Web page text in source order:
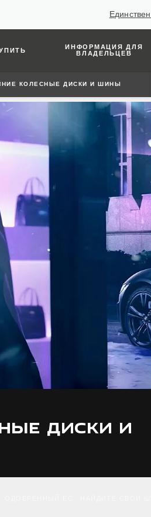
ИНФОРМАЦИЯ ДЛЯ
ВЛАДЕЛЬЦЕВ
КОЛЕСНЫЕ ДИСКИ И ШИНЫ
ДИСКИ И